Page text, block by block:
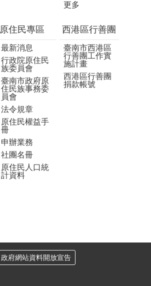
更多
原住民專區
最新消息
行政院原住民
族委員會
臺南市政府原
住民族事務委
員會
法令規章
原住民權益手
冊
申辦業務
社團名冊
原住民人口統
計資料
西港區行善團
臺南市西港區
行善團工作實
施計畫
西港區行善團
捐款帳號
政府網站資料開放宣告